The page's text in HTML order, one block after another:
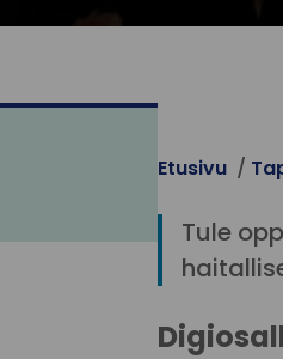
Etusivu
Tule